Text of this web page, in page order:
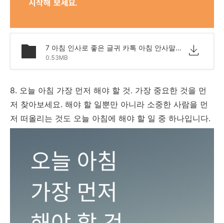
7 아침 인사로 좋은 글귀 카톡 아침 안사말 모음 문구.png
0.53MB
8. 오늘 아침 가장 먼저 해야 할 것. 가장 중요한 것을 먼
저 찾아보세요. 해야 할 일뿐만 아니라 소중한 사람을 먼
저 떠올리는 것도 오늘 아침에 해야 할 일 중 하나입니다.